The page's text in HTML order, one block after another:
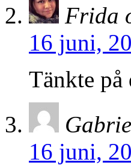
Frida
16 juni,
Tänkte
16 juni,